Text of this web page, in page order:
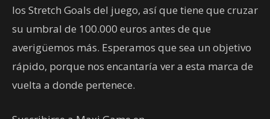
los Stretch Goals del juego, así que tiene que cruzar
su umbral de 100.000 euros antes de que
averigüemos más. Esperamos que sea un objetivo
rápido, porque nos encantaría ver a esta marca de
vuelta a donde pertenece.